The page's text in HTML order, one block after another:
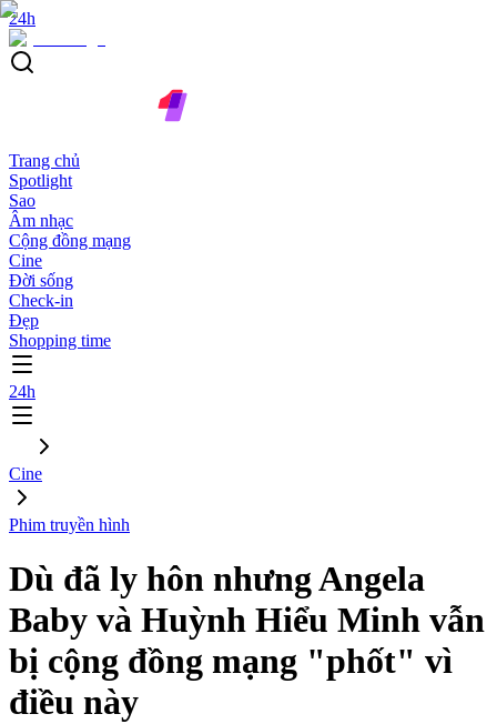
24h
Trang chủ
Spotlight
Sao
Âm nhạc
Cộng đồng mạng
Cine
Đời sống
Check-in
Đẹp
Shopping time
24h
Cine
Phim truyền hình
Dù đã ly hôn nhưng Angela
Baby và Huỳnh Hiểu Minh vẫn
bị cộng đồng mạng "phốt" vì
điều này